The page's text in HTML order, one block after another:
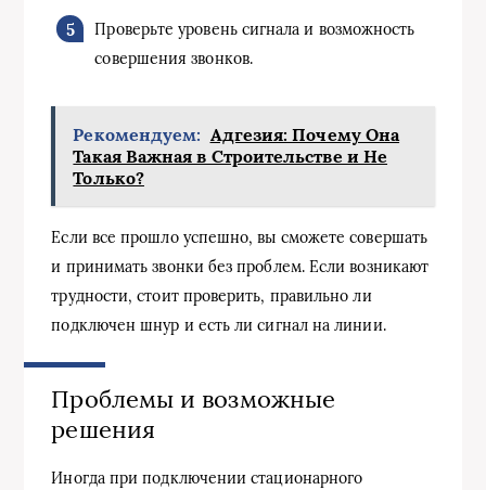
Проверьте уровень сигнала и возможность
совершения звонков.
Рекомендуем: Адгезия: Почему Она
Такая Важная в Строительстве и Не
Только?
Если все прошло успешно, вы сможете совершать
и принимать звонки без проблем. Если возникают
трудности, стоит проверить, правильно ли
подключен шнур и есть ли сигнал на линии.
Проблемы и возможные
решения
Иногда при подключении стационарного